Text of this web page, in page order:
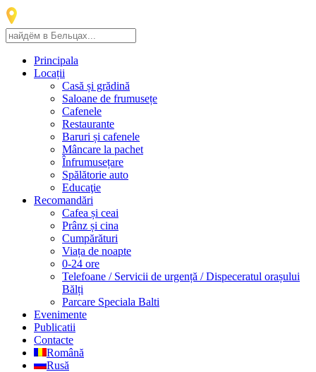
Principala
Locații
Casă și grădină
Saloane de frumusețe
Cafenele
Restaurante
Baruri și cafenele
Mâncare la pachet
Înfrumusețare
Spălătorie auto
Educaţie
Recomandări
Cafea și ceai
Prânz și cina
Cumpărături
Viața de noapte
0-24 ore
Telefoane / Servicii de urgență / Dispeceratul orașului
Bălți
Parcare Speciala Balti
Evenimente
Publicatii
Contacte
Română
Rusă